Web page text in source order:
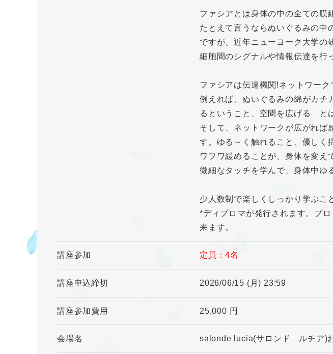
ファシアとは身体の中の全ての膜
たとえて言うならぬいぐるみの中
ですが、近年ニューヨーク大学の
細胞間のシグナルや情報伝達を行
ファシアは伝達機関!ネットワーク
例えれば、ぬいぐるみの綿がカチ
るということ、空間を広げる と
そして、ネットワークが広がれば
す。ゆる～く触れること、優しく
ワフワ緩めることが、身体を変え
微細なタッチを学んで、身体中ゆ
少人数制で楽しくしっかり学ぶこ
*ディプロマが発行されます。プ
来ます。
講座参加 定員：4名
講座申込締切 2026/06/15 (月) 23:59
講座参加費用 25,000 円
会場名 salonde lucia(サロンド ルチア)